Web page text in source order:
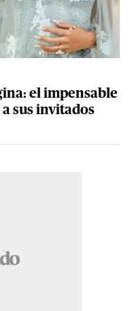
el impensable
sus invitados